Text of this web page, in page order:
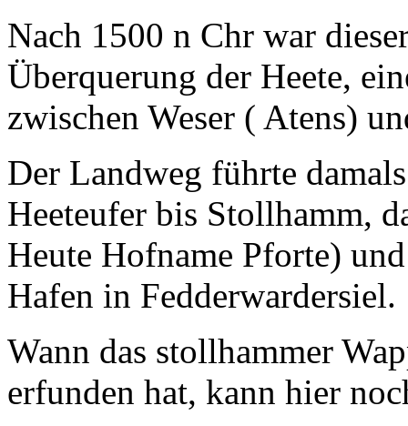
Nach 1500 n Chr war
Überquerung der Heete,
zwischen Weser ( Atens)
Der Landweg führte
Heeteufer bis Stollhamm,
Heute Hofname Pforte)
Hafen in Fedderwardersiel.
Wann das stollhammer
erfunden hat, kann hier